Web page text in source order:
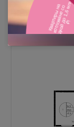
Похожие